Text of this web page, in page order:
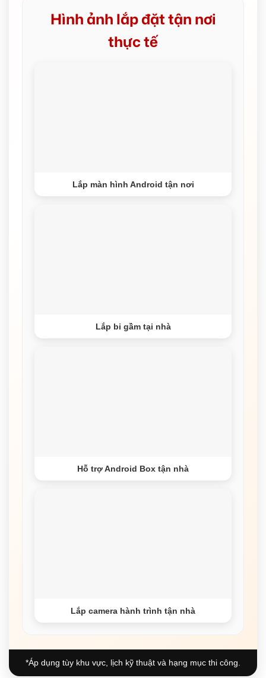
Hình ảnh lắp đặt tận nơi
thực tế
Lắp màn hình Android tận nơi
Lắp bi gầm tại nhà
Hỗ trợ Android Box tận nhà
Lắp camera hành trình tận nhà
*Áp dụng tùy khu vực, lịch kỹ thuật và hạng mục thi công.